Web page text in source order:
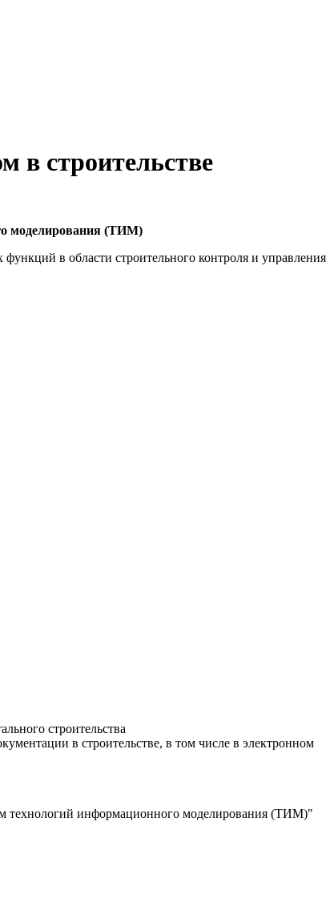
в строительстве
моделирования (ТИМ)
в области строительного контроля и управления
строительства
в строительстве, в том числе в электронном
технологий информационного моделирования (ТИМ)"